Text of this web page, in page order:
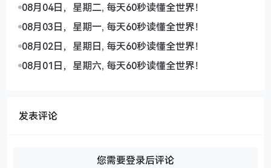
08月04日，星期二, 每天60秒读懂全世界！
08月03日，星期一, 每天60秒读懂全世界！
08月02日，星期日, 每天60秒读懂全世界！
08月01日，星期六, 每天60秒读懂全世界！
发表评论
您需要登录后评论